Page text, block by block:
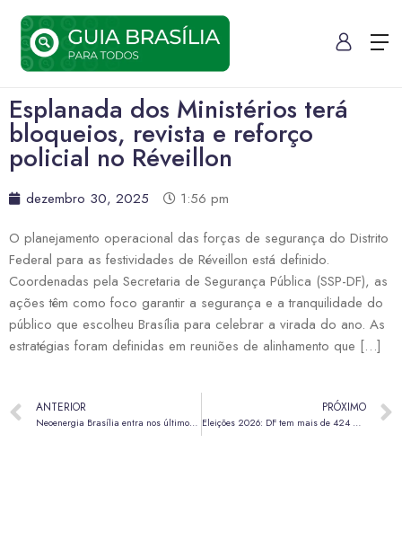
Esplanada dos Ministérios terá
bloqueios, revista e reforço
policial no Réveillon
dezembro 30, 2025
1:56 pm
O planejamento operacional das forças de segurança do Distrito
Federal para as festividades de Réveillon está definido.
Coordenadas pela Secretaria de Segurança Pública (SSP-DF), as
ações têm como foco garantir a segurança e a tranquilidade do
público que escolheu Brasília para celebrar a virada do ano. As
estratégias foram definidas em reuniões de alinhamento que […]
ANTERIOR
Neoenergia Brasília entra nos últimos dias da campanha de negociação de débitos
PRÓXIMO
Eleições 2026: DF tem mais de 424 mil eleitores com pendências junto à Justiça Eleitoral